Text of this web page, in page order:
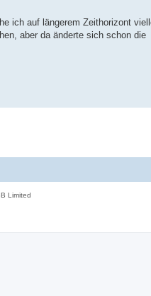
ich auf längerem Zeithorizont
aber da änderte sich schon die
Limited